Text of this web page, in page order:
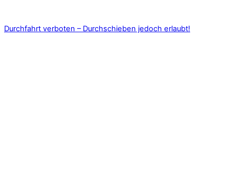
Durchfahrt verboten – Durchschieben jedoch erlaubt!